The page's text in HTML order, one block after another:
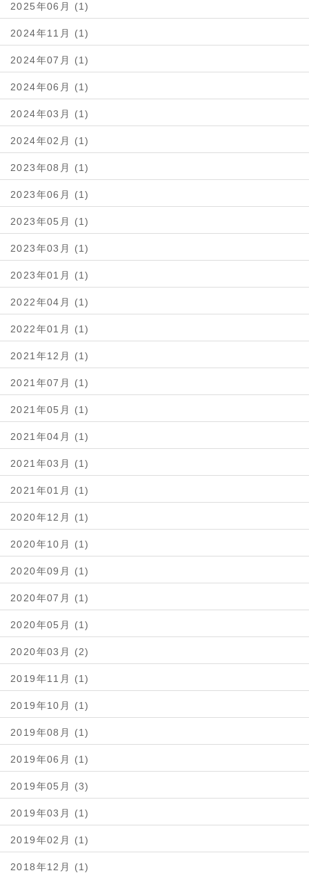
2025年06月 (1)
2024年11月 (1)
2024年07月 (1)
2024年06月 (1)
2024年03月 (1)
2024年02月 (1)
2023年08月 (1)
2023年06月 (1)
2023年05月 (1)
2023年03月 (1)
2023年01月 (1)
2022年04月 (1)
2022年01月 (1)
2021年12月 (1)
2021年07月 (1)
2021年05月 (1)
2021年04月 (1)
2021年03月 (1)
2021年01月 (1)
2020年12月 (1)
2020年10月 (1)
2020年09月 (1)
2020年07月 (1)
2020年05月 (1)
2020年03月 (2)
2019年11月 (1)
2019年10月 (1)
2019年08月 (1)
2019年06月 (1)
2019年05月 (3)
2019年03月 (1)
2019年02月 (1)
2018年12月 (1)